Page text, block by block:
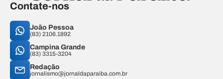
Contate-nos
João Pessoa
(83) 2106.1892
Campina Grande
(83) 3315-3204
Redação
jornalismo@jornaldaparaiba.com.br